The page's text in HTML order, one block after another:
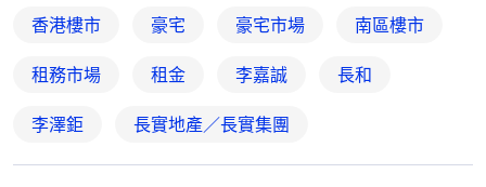
香港樓市 豪宅 豪宅市場 南區樓市
租務市場 租金 李嘉誠 長和
李澤鉅 長實地產／長實集團